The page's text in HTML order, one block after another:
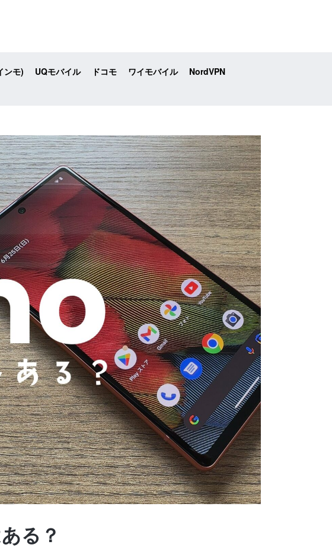
ンモ) UQモバイル ドコモ ワイモバイル
NordVPN
る？